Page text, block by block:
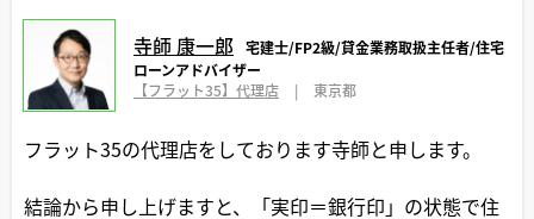
寺師 康一郎 宅建士/FP2級/貸金業務取扱主任者/住宅
ローンアドバイザー
【フラット35】代理店
| 東京都
フラット35の代理店をしております寺師と申します。
結論から申し上げますと、「実印＝銀行印」の状態で住